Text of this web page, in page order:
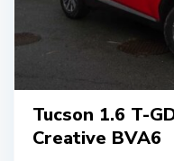
Tucson 1.6 T-
Creative BVA6